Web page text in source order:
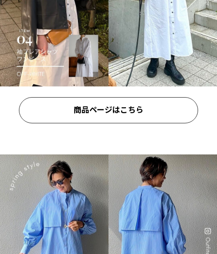
商品ページはこちら